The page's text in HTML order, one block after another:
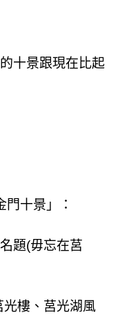
十景跟現在比起
門十景」：
題(毋忘在莒
光樓、莒光湖風